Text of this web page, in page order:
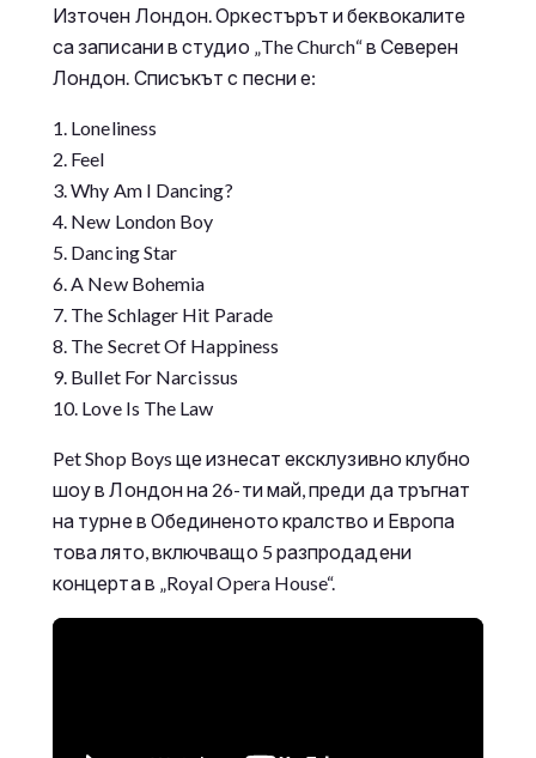
Източен Лондон. Оркестърът и беквокалите
са записани в студио „The Church“ в Северен
Лондон. Списъкът с песни е:
1. Loneliness
2. Feel
3. Why Am I Dancing?
4. New London Boy
5. Dancing Star
6. A New Bohemia
7. The Schlager Hit Parade
8. The Secret Of Happiness
9. Bullet For Narcissus
10. Love Is The Law
Pet Shop Boys ще изнесат ексклузивно клубно
шоу в Лондон на 26-ти май, преди да тръгнат
на турне в Обединеното кралство и Европа
това лято, включващо 5 разпродадени
концерта в „Royal Opera House“.